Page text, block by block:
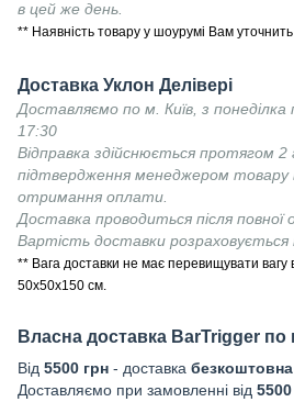
в цей же день.
** Наявність товару у шоурумі Вам
Доставка Уклон Делівері
Доставляємо по м. Київ, з
17:30
Відправка здійснюється протягом 2
підтвердження менеджером товару
отримання оплати.
Доставка проводиться після повної
Вартість доставки розраховується
** Вага доставки не має перевищувати вагу
50х50х150 см.
Власна доставка BarTrigger по
Від 5500 грн - доставка безкоштовна
Доставляємо при замовленні від